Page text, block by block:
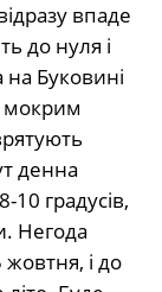
впаде
до нуля і
Буковині
мокрим
денна
градусів,
Негода
і до